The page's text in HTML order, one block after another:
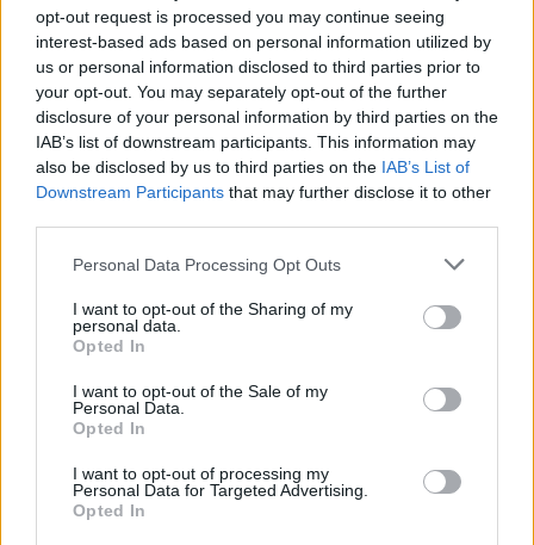
opt-out request is processed you may continue seeing
interest-based ads based on personal information utilized by
us or personal information disclosed to third parties prior to
your opt-out. You may separately opt-out of the further
disclosure of your personal information by third parties on the
IAB’s list of downstream participants. This information may
also be disclosed by us to third parties on the IAB’s List of
Downstream Participants that may further disclose it to other
Personal Data Processing Opt Outs
I want to opt-out of the Sharing of my
personal data.
Opted In
I want to opt-out of the Sale of my
Personal Data.
Opted In
I want to opt-out of processing my
Personal Data for Targeted Advertising.
Opted In
Minka 12. rész
Minka 11. rész
T. szereti a fiatal lányokat 14. rész
Pedig szóltam… – Miért nem hiszünk a
nőknek, amikor segítséget kérnek?
A legidegesítőbb kifejezések laza